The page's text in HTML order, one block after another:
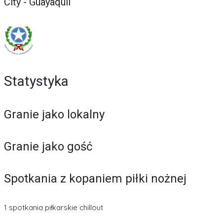
Statystyka
Granie jako lokalny
Granie jako gość
Spotkania z kopaniem piłki nożnej
1 spotkania piłkarskie chillout